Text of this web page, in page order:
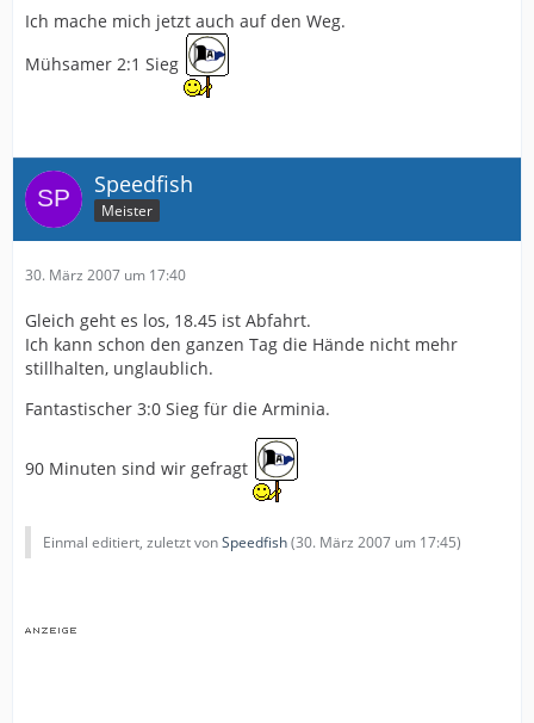
Ich mache mich jetzt auch auf den Weg.
Mühsamer 2:1 Sieg
Speedfish
Meister
30. März 2007 um 17:40
Gleich geht es los, 18.45 ist Abfahrt.
Ich kann schon den ganzen Tag die Hände nicht mehr
stillhalten, unglaublich.
Fantastischer 3:0 Sieg für die Arminia.
90 Minuten sind wir gefragt
Einmal editiert, zuletzt vonSpeedfish(30. März 2007 um 17:45)